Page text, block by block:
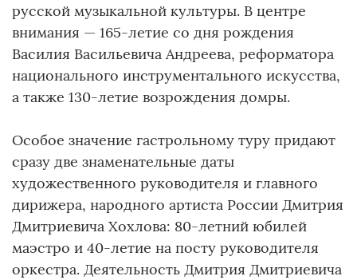
русской музыкальной культуры. В центре
внимания — 165-летие со дня рождения
Василия Васильевича Андреева, реформатора
национального инструментального искусства,
а также 130-летие возрождения домры.
Особое значение гастрольному туру придают
сразу две знаменательные даты
художественного руководителя и главного
дирижера, народного артиста России Дмитрия
Дмитриевича Хохлова: 80-летний юбилей
маэстро и 40-летие на посту руководителя
оркестра. Деятельность Дмитрия Дмитриевича